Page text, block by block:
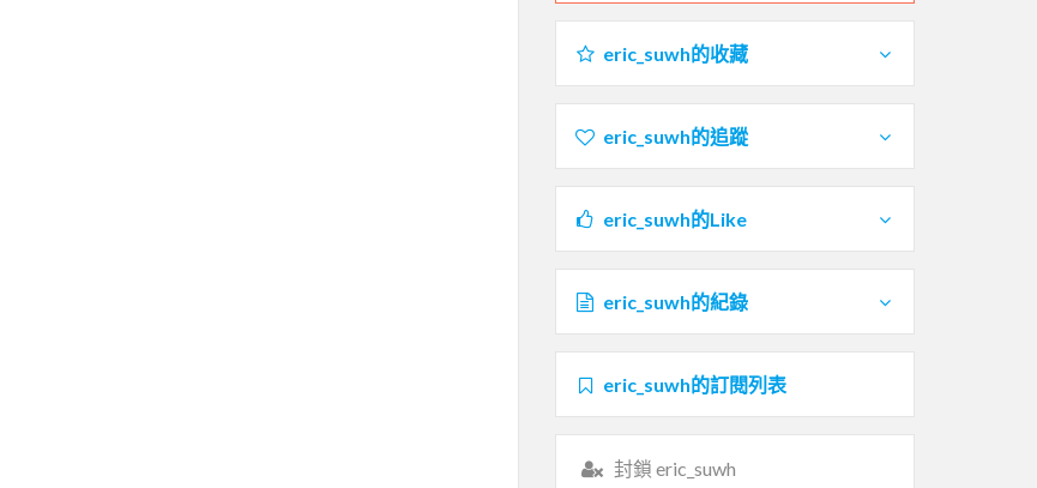
eric_suwh的收藏
eric_suwh的追蹤
eric_suwh的Like
eric_suwh的紀錄
eric_suwh的訂閱列表
封鎖 eric_suwh